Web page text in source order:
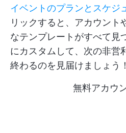
イベントのプランとスケジ
リックすると、アカウント
なテンプレートがすべて見
にカスタムして、次の非営
終わるのを見届けましょう
無料アカウ